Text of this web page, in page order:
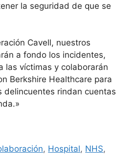
la seguridad de que se
Cavell, nuestros
a fondo los incidentes,
las víctimas y colaborarán
Berkshire Healthcare para
delincuentes rindan cuentas
, Hospital, NHS,